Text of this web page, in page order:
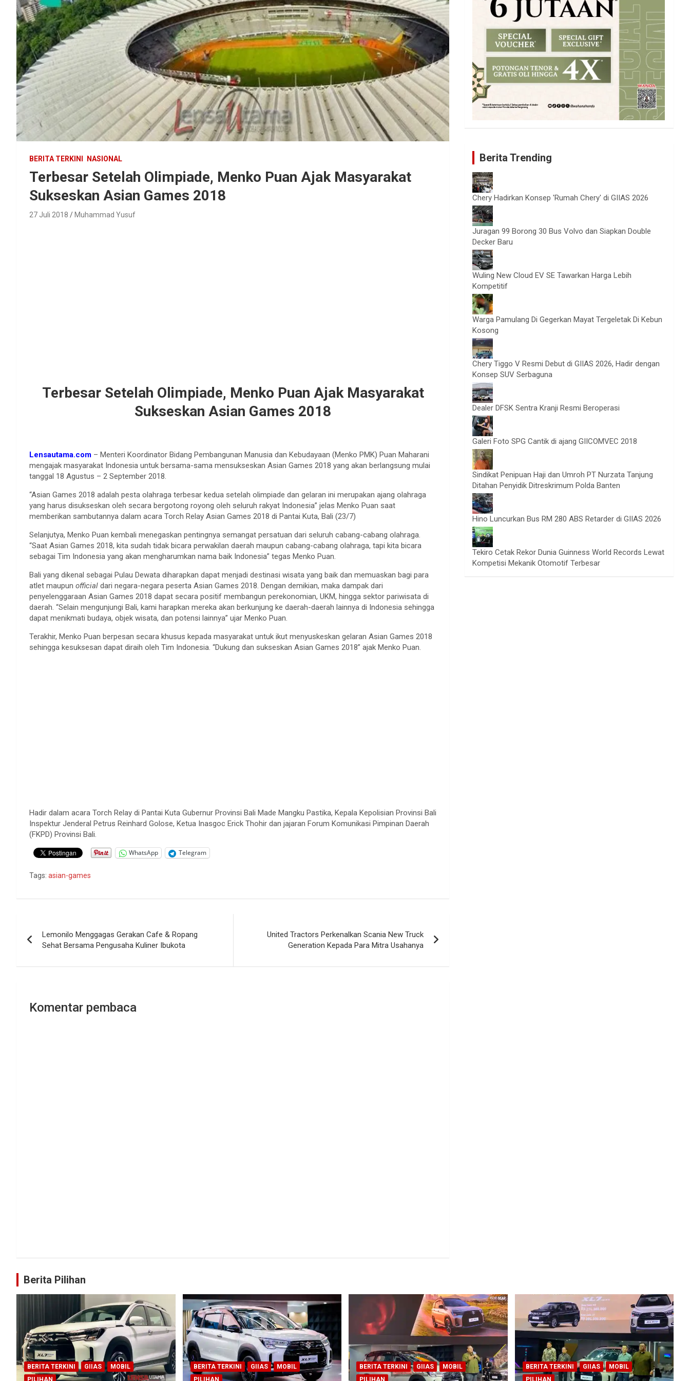
BERITA TERKINI NASIONAL
Terbesar Setelah Olimpiade, Menko Puan Ajak Masyarakat
Sukseskan Asian Games 2018
27 Juli 2018 Muhammad Yusuf
Terbesar Setelah Olimpiade, Menko Puan Ajak Masyarakat
Sukseskan Asian Games 2018
Lensautama.com – Menteri Koordinator Bidang Pembangunan Manusia dan Kebudayaan (Menko PMK) Puan Maharani
mengajak masyarakat Indonesia untuk bersama-sama mensukseskan Asian Games 2018 yang akan berlangsung mulai
tanggal 18 Agustus – 2 September 2018.
“Asian Games 2018 adalah pesta olahraga terbesar kedua setelah olimpiade dan gelaran ini merupakan ajang olahraga
yang harus disukseskan oleh secara bergotong royong oleh seluruh rakyat Indonesia” jelas Menko Puan saat
memberikan sambutannya dalam acara Torch Relay Asian Games 2018 di Pantai Kuta, Bali (23/7)
Selanjutya, Menko Puan kembali menegaskan pentingnya semangat persatuan dari seluruh cabang-cabang olahraga.
“Saat Asian Games 2018, kita sudah tidak bicara perwakilan daerah maupun cabang-cabang olahraga, tapi kita bicara
sebagai Tim Indonesia yang akan mengharumkan nama baik Indonesia” tegas Menko Puan.
Bali yang dikenal sebagai Pulau Dewata diharapkan dapat menjadi destinasi wisata yang baik dan memuaskan bagi para
atlet maupun official dari negara-negara peserta Asian Games 2018. Dengan demikian, maka dampak dari
penyelenggaraan Asian Games 2018 dapat secara positif membangun perekonomian, UKM, hingga sektor pariwisata di
daerah. “Selain mengunjungi Bali, kami harapkan mereka akan berkunjung ke daerah-daerah lainnya di Indonesia sehingga
dapat menikmati budaya, objek wisata, dan potensi lainnya” ujar Menko Puan.
Terakhir, Menko Puan berpesan secara khusus kepada masyarakat untuk ikut menyuskeskan gelaran Asian Games 2018
sehingga kesuksesan dapat diraih oleh Tim Indonesia. “Dukung dan sukseskan Asian Games 2018” ajak Menko Puan.
Hadir dalam acara Torch Relay di Pantai Kuta Gubernur Provinsi Bali Made Mangku Pastika, Kepala Kepolisian Provinsi Bali
Inspektur Jenderal Petrus Reinhard Golose, Ketua Inasgoc Erick Thohir dan jajaran Forum Komunikasi Pimpinan Daerah
(FKPD) Provinsi Bali.
WhatsApp Telegram
Tags: asian-games
pos
Lemonilo Menggagas Gerakan Cafe & Ropang
Sehat Bersama Pengusaha Kuliner Ibukota
United Tractors Perkenalkan Scania New Truck
Generation Kepada Para Mitra Usahanya
Komentar pembaca
Berita Trending
Chery Hadirkan Konsep 'Rumah Chery' di GIIAS 2026
Juragan 99 Borong 30 Bus Volvo dan Siapkan Double
Decker Baru
Wuling New Cloud EV SE Tawarkan Harga Lebih
Kompetitif
Warga Pamulang Di Gegerkan Mayat Tergeletak Di Kebun
Kosong
Chery Tiggo V Resmi Debut di GIIAS 2026, Hadir dengan
Konsep SUV Serbaguna
Dealer DFSK Sentra Kranji Resmi Beroperasi
Galeri Foto SPG Cantik di ajang GIICOMVEC 2018
Sindikat Penipuan Haji dan Umroh PT Nurzata Tanjung
Ditahan Penyidik Ditreskrimum Polda Banten
Hino Luncurkan Bus RM 280 ABS Retarder di GIIAS 2026
Tekiro Cetak Rekor Dunia Guinness World Records Lewat
Kompetisi Mekanik Otomotif Terbesar
Berita Pilihan
BERITA TERKINI GIIAS
MOBIL
PILIHAN
BERITA TERKINI GIIAS
MOBIL
PILIHAN
BERITA TERKINI GIIAS
MOBIL
PILIHAN
BERITA TERKINI GIIAS
MOBIL
PILIHAN